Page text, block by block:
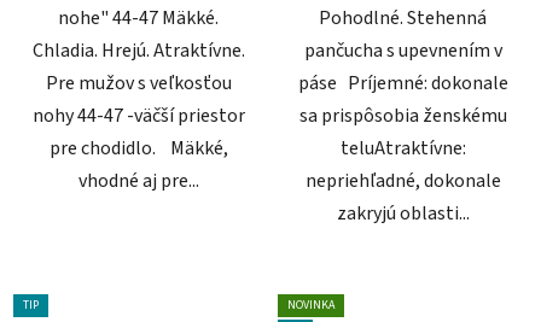
nohe" 44-47 Mäkké.
Chladia. Hrejú. Atraktívne.
Pre mužov s veľkosťou
nohy 44-47 -väčší priestor
pre chodidlo. Mäkké,
vhodné aj pre...
Pohodlné. Stehenná
pančucha s upevnením v
páse Príjemné: dokonale
sa prispôsobia ženskému
teluAtraktívne:
nepriehľadné, dokonale
zakryjú oblasti...
TIP
NOVINKA